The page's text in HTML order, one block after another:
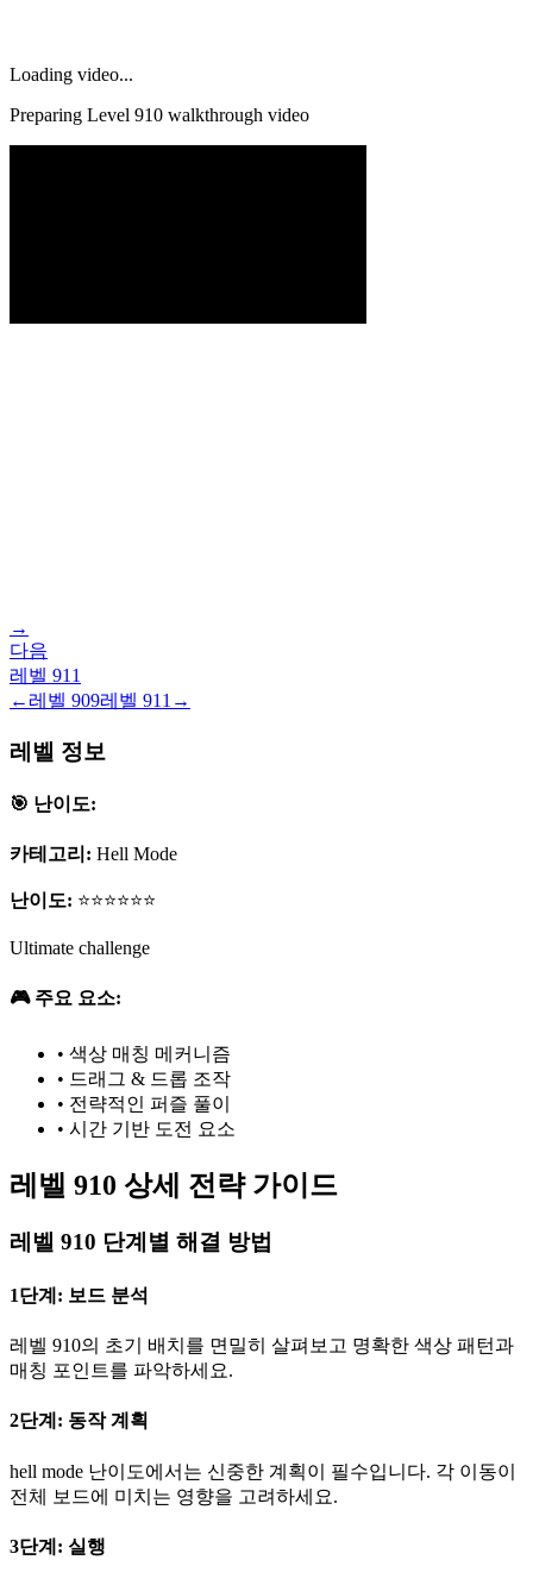
Loading video...
Preparing Level 910 walkthrough video
→
다음
레벨 911
← 레벨 909레벨 911 →
레벨 정보
🎯 난이도:
카테고리: Hell Mode
난이도: ⭐⭐⭐⭐⭐⭐
Ultimate challenge
🎮 주요 요소:
• 색상 매칭 메커니즘
• 드래그 & 드롭 조작
• 전략적인 퍼즐 풀이
• 시간 기반 도전 요소
레벨 910 상세 전략 가이드
레벨 910 단계별 해결 방법
1단계: 보드 분석
레벨 910의 초기 배치를 면밀히 살펴보고 명확한 색상 패턴과
매칭 포인트를 파악하세요.
2단계: 동작 계획
hell mode 난이도에서는 신중한 계획이 필수입니다. 각 이동이
전체 보드에 미치는 영향을 고려하세요.
3단계: 실행